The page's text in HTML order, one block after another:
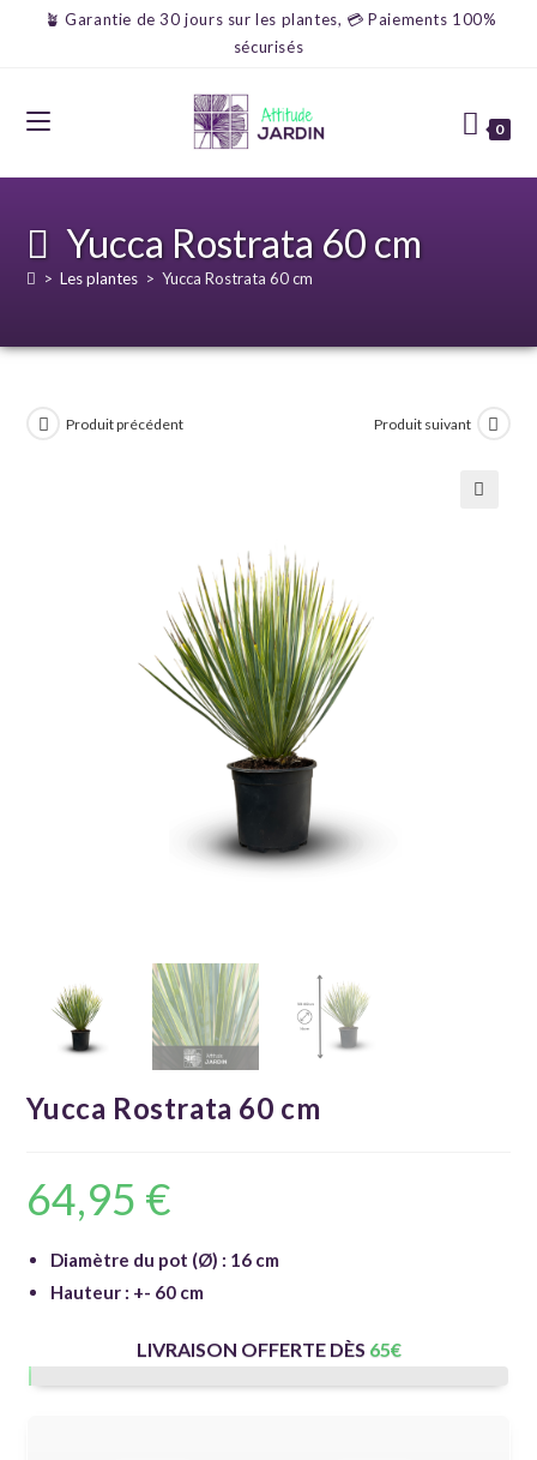
🪴 Garantie de 30 jours sur les plantes, 💳 Paiements 100%
sécurisés
0
Yucca Rostrata 60 cm
> Les plantes > Yucca Rostrata 60 cm
Produit précédent Produit suivant
Yucca Rostrata 60 cm
64,95 €
Diamètre du pot (Ø) : 16 cm
Hauteur : +- 60 cm
LIVRAISON OFFERTE DÈS 65€